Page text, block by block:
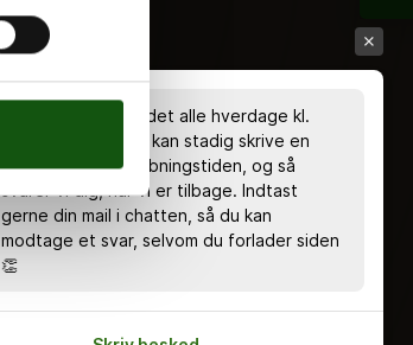
Chatten er bemandet alle hverdage kl.
8.00 - 18.00 🤗 Du kan stadig skrive en
besked uden for åbningstiden, og så
svarer vi dig, når vi er tilbage. Indtast
gerne din mail i chatten, så du kan
modtage et svar, selvom du forlader siden
👏